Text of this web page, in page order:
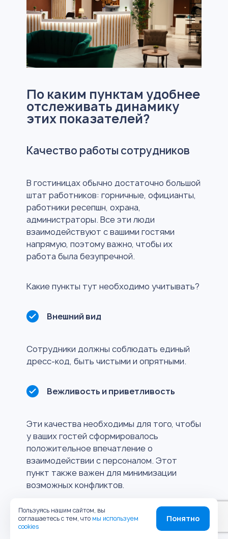
По каким пунктам удобнее
отслеживать динамику
этих показателей?
Качество работы сотрудников
В гостиницах обычно достаточно большой
штат работников: горничные, официанты,
работники ресепшн, охрана,
администраторы. Все эти люди
взаимодействуют с вашими гостями
напрямую, поэтому важно, чтобы их
работа была безупречной.
Какие пункты тут необходимо учитывать?
Внешний вид
Сотрудники должны соблюдать единый
дресс-код, быть чистыми и опрятными.
Вежливость и приветливость
Эти качества необходимы для того, чтобы
у ваших гостей сформировалось
положительное впечатление о
взаимодействии с персоналом. Этот
пункт также важен для минимизации
возможных конфликтов.
Качество сервиса
Пользуясь нашим сайтом, вы
соглашаетесь с тем, что мы используем
cookies
Понятно